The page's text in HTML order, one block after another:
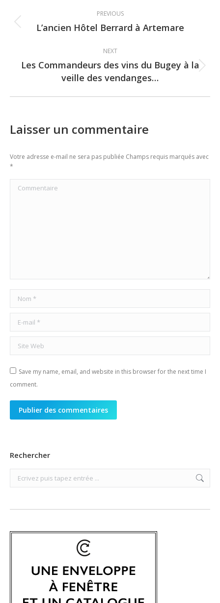
navigation
PREVIOUS
Previous
L’ancien Hôtel Berrard à Artemare
NEXT
Next
post:
Les Commandeurs des vins du Bugey à la
veille des vendanges…
Laisser un commentaire
Votre adresse e-mail ne sera pas publiée Champs requis marqués avec
*
Commentaire
Nom *
E-mail *
Site Web
Save my name, email, and website in this browser for the next time I
comment.
Publier des commentaires
Rechercher
Search: